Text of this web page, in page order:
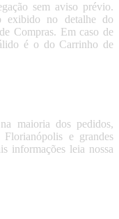
sem aviso prévio.
exibido no detalhe do
Compras. Em caso de
é o do Carrinho de
maioria dos pedidos,
Florianópolis e grandes
informações leia nossa